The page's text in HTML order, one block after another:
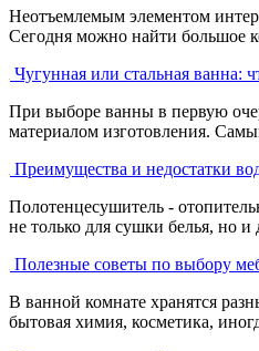
Неотъемлемым элементом
Сегодня можно найти большое
Чугунная или стальная ванна:
При выборе ванны в первую
материалом изготовления.
Преимущества и недостатки
Полотенцесушитель -
не только для сушки белья, но и
Полезные советы по выбору
В ванной комнате хранятся
бытовая химия, косметика,